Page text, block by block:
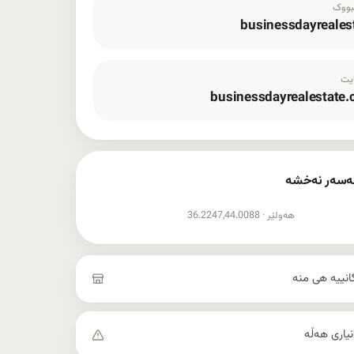
نەخشە
نەخشەهەولێر ·36.2247,44.0088
هی منە
هەڵە